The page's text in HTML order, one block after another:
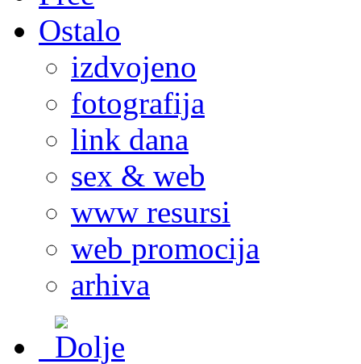
Ostalo
izdvojeno
fotografija
link dana
sex & web
www resursi
web promocija
arhiva